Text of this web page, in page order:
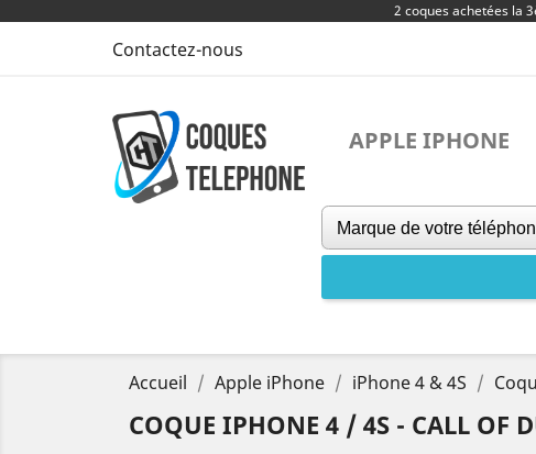
2 coques achetées la
Contactez-nous
APPLE IPHONE
Accueil Apple iPhone iPhone 4 & 4S
COQUE IPHONE 4 / 4S - CALL OF